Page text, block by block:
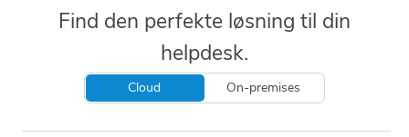
Find den perfekte løsning til din
helpdesk.
Cloud On-premises